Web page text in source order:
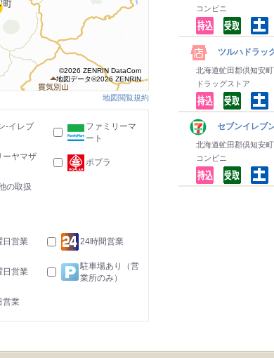
コンビニ
ツルハドラッ
北海道虻田郡倶知安
ドラッグストア
セブンイレ
北海道虻田郡倶知安
コンビニ
©2026 ZENRIN DataCom
地図データ©2026 ZENRIN
地図閲覧規約
-イレブ
ファミリーマ
ート
ーヤマザ
ポプラ
の取扱
日営業 24時間営業
日営業
駐車場あり（営
業所のみ）
営業